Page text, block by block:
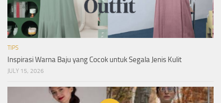
TIPS
Inspirasi Warna Baju yang Cocok untuk Segala Jenis Kulit
JULY 15, 2026